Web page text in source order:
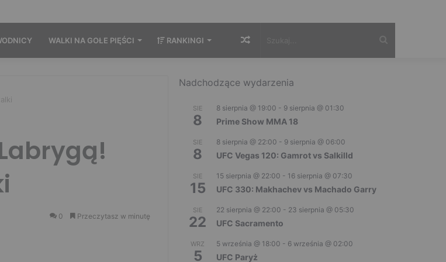
WALKI NA GOŁE PIĘŚCI RANKINGI Losowy
0 Przeczytasz w minutę
Nadchodzące wydarzenia
SIE
8
8 sierpnia @ 19:00 - 9 sierpnia @ 01:30
Prime Show MMA 18
SIE
8
8 sierpnia @ 22:00 - 9 sierpnia @ 06:00
UFC Vegas 120: Gamrot vs Salkilld
SIE
15
15 sierpnia @ 22:00 - 16 sierpnia @ 07:30
UFC 330: Makhachev vs Machado Garry
SIE
22
22 sierpnia @ 22:00 - 23 sierpnia @ 05:30
UFC Sacramento
WRZ
5
5 września @ 18:00 - 6 września @ 02:00
UFC Paryż